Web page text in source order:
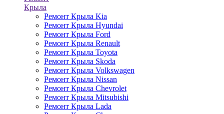
Крыла
Ремонт Крыла Kia
Ремонт Крыла Hyundai
Ремонт Крыла Ford
Ремонт Крыла Renault
Ремонт Крыла Toyota
Ремонт Крыла Skoda
Ремонт Крыла Volkswagen
Ремонт Крыла Nissan
Ремонт Крыла Chevrolet
Ремонт Крыла Mitsubishi
Ремонт Крыла Lada